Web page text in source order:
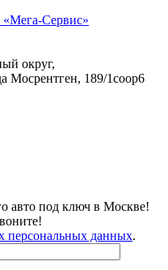
округ,
Мосрентген, 189/1соор6
авто под ключ в Москве!
персональных данных.